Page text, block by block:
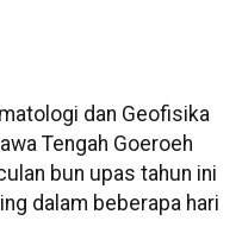
dan Geofisika
Tengah Goeroeh
bun upas tahun ini
dalam beberapa hari